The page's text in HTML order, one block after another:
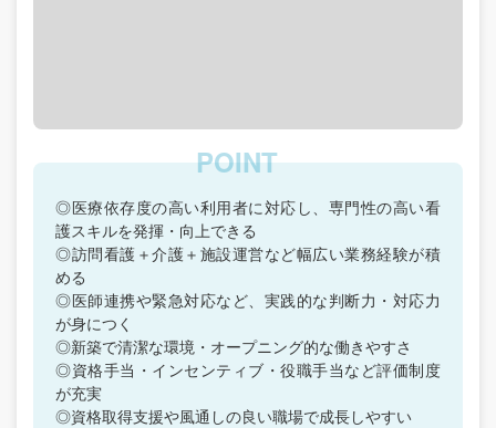
◎医療依存度の高い利用者に対応し、専門性の高い看
護スキルを発揮・向上できる
◎訪問看護＋介護＋施設運営など幅広い業務経験が積
める
◎医師連携や緊急対応など、実践的な判断力・対応力
が身につく
◎新築で清潔な環境・オープニング的な働きやすさ
◎資格手当・インセンティブ・役職手当など評価制度
が充実
◎資格取得支援や風通しの良い職場で成長しやすい